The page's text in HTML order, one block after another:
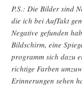
P.S.: Die Bil­der sind
die ich bei Auf­Takt
Nega­ti­ve gefun­den
Bild­schirm, eine
pro­gramm sich dazu
rich­ti­ge Far­ben
Erin­ne­run­gen sehen